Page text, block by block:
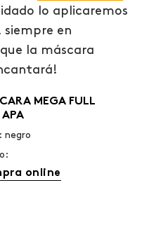
lo aplicaremos
siempre en
la máscara
MEGA FULL
APA
negro
online